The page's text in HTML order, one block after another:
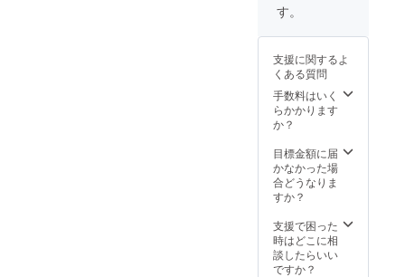
人形ポ
カード
（1枚）
※図柄は
お任せ
くださ
※CD-
BOOK
、書
籍、ポ
カード
の販売
許可は
いただ
す。
支援に関するよ
くある質問
手数料はいく
らかかります
か？
目標金額に届
かなかった場
合どうなりま
すか？
支援で困った
時はどこに相
談したらいい
ですか？